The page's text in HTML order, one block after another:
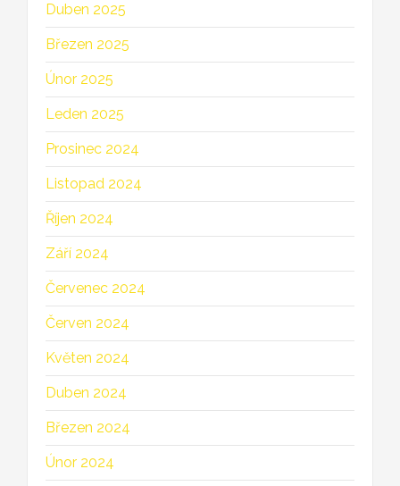
Duben 2025
Březen 2025
Únor 2025
Leden 2025
Prosinec 2024
Listopad 2024
Říjen 2024
Září 2024
Červenec 2024
Červen 2024
Květen 2024
Duben 2024
Březen 2024
Únor 2024